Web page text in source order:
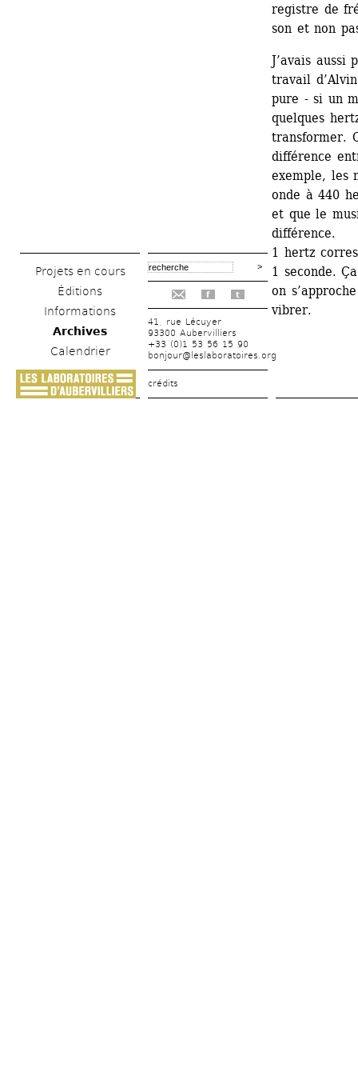
Projets en cours
Éditions
Informations
Archives
Calendrier
f t
41, rue Lécuyer
93300 Aubervilliers
+33 (0)1 53 56 15 90
bonjour@leslaboratoires.org
crédits
registre de
son et non
J’avais aussi
travail
pure - si un
quelques
transformer.
différence
exemple, les
onde à 440
et que le
différence.
1 hertz
1 seconde.
on
vibrer.